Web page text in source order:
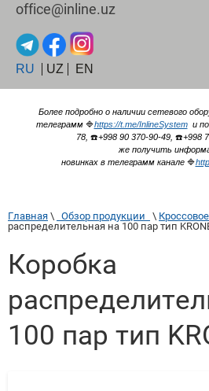
office@inline.uz
RU UZ EN
Более подробно о наличии сетевого
телеграмм 🔷https://t.me/InlineSystemи по
78, ☎️+998 90 370-90-49, ☎️+998
же получить
новинках в телеграмм канале 🔷
Главная \ Обзор продукции \
распределительная на 100 пар тип
Коробка
100 пар тип